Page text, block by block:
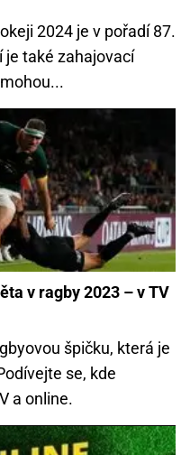
2024 je v pořadí 87.
také zahajovací
v ragby 2023 – v TV
špičku, která je
se, kde
a online.